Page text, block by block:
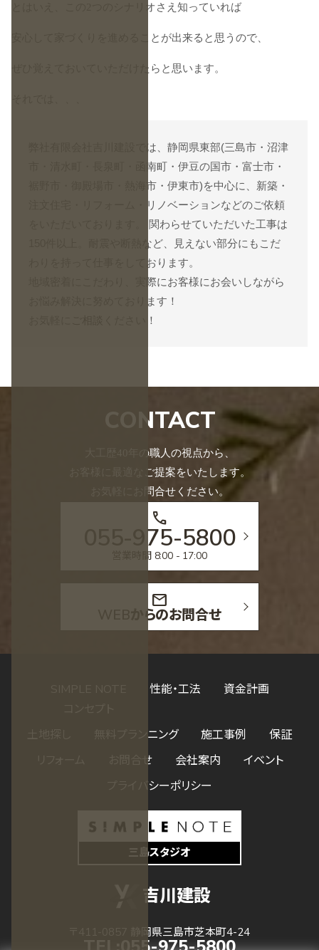
とはいえ、この2つのシナリオさえ知っていれば
安心して家づくりを進めることが出来ると思うので、
ぜひ覚えておいていただけたらと思います。
弊社有限会社吉川建設では、静岡県東部(三島市・沼津
市・清水町・長泉町・函南町・伊豆の国市・富士市・
裾野市・御殿場市・熱海市・伊東市)を中心に、新築・
注文住宅・リフォーム・リノベーションなどのご依頼
をいただいております。 関わらせていただいた工事は
150件以上。耐震や断熱など、見えない部分にもこだ
わりを持って仕事をしております。
地域密着にこだわり、実際にお客様にお会いしながら
お悩み解決に努めております！
ください！
CONTACT
大工歴40年の職人の視点から、
お客様に最適なご提案をいたします。
お気軽にお問合せください。
call
055-975-5800
営業時間 8:00 - 17:00
mail
WEBからのお問合せ
性能・工法 資金計画
無料プランニング 施工事例
保証
お問合せ 会社案内
イベント
プライバシーポリシー
三島スタジオ
吉川建設
〒411-0857 静岡県三島市芝本町4-24